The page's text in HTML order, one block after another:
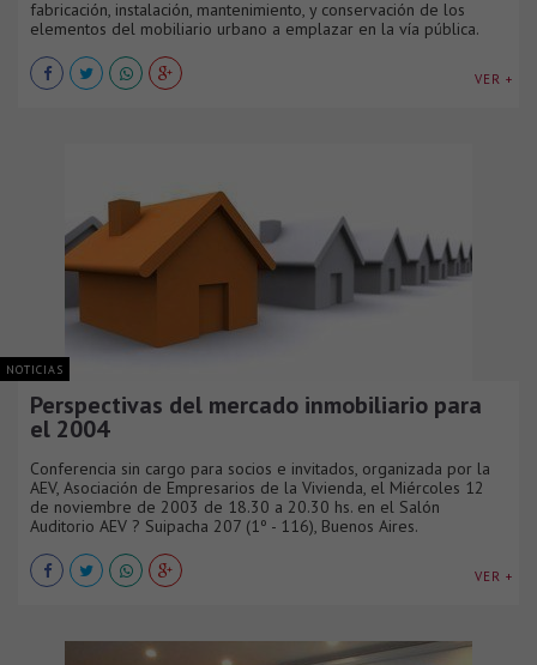
fabricación, instalación, mantenimiento, y conservación de los
elementos del mobiliario urbano a emplazar en la vía pública.
VER +
NOTICIAS
Perspectivas del mercado inmobiliario para
el 2004
Conferencia sin cargo para socios e invitados, organizada por la
AEV, Asociación de Empresarios de la Vivienda, el Miércoles 12
de noviembre de 2003 de 18.30 a 20.30 hs. en el Salón
Auditorio AEV ? Suipacha 207 (1º - 116), Buenos Aires.
VER +